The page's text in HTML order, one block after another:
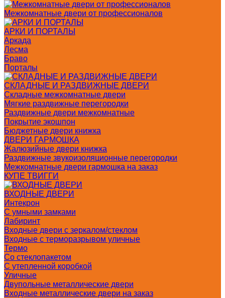
Межкомнатные двери от профессионалов
АРКИ И ПОРТАЛЫ
Аркада
Лесма
Браво
Порталы
СКЛАДНЫЕ И РАЗДВИЖНЫЕ ДВЕРИ
Складные межкомнатные двери
Мягкие раздвижные перегородки
Раздвижные двери межкомнатные
Покрытие экошпон
Бюджетные двери книжка
ДВЕРИ ГАРМОШКА
Жалюзийные двери книжка
Раздвижные звукоизоляционные перегородки
Межкомнатные двери гармошка на заказ
КУПЕ ТВИГГИ
ВХОДНЫЕ ДВЕРИ
Интекрон
С умными замками
Лабиринт
Входные двери с зеркалом/стеклом
Входные с терморазрывом уличные
Термо
Со стеклопакетом
С утепленной коробкой
Уличные
Двупольные металлические двери
Входные металлические двери на заказ